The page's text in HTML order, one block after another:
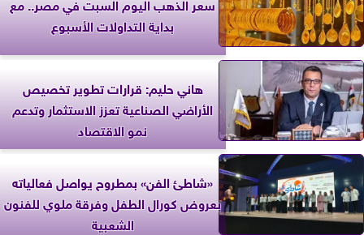
بداية التداولات الأسبوع
هاني حليم: قرارات تطوير تخصيص
الأراضي الصناعية تعزز الاستثمار وتدعم
نمو الاقتصاد
«شاطئ الفن» بمطروح يواصل فعالياته
بعروض كورال الطفل وفرقة ملوي للفنون
الشعبية